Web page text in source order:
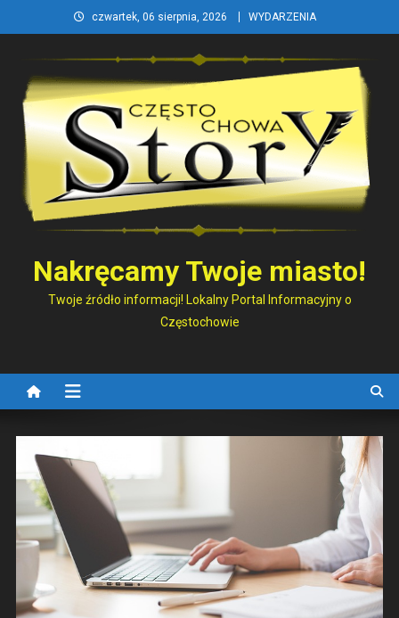
to
czwartek, 06 sierpnia, 2026 WYDARZENIA
Nakręcamy Twoje miasto!
Twoje źródło informacji! Lokalny Portal Informacyjny o
Częstochowie